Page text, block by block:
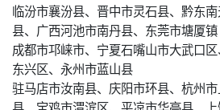
临汾市襄汾县、晋中市灵石县、黔东
县、广西河池市南丹县、东莞市塘厦镇
成都市邛崃市、宁夏石嘴山市大武口
东兴区、永州市蓝山县
驻马店市汝南县、庆阳市环县、杭州
县、宝鸡市渭滨区、平凉市华亭县、